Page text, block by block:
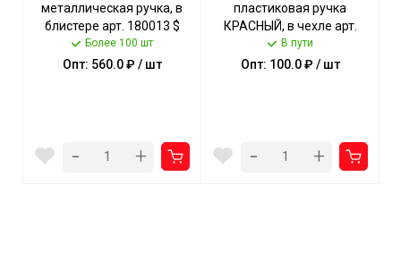
металлическая ручка, в
блистере арт. 180013 $
[72] Богатый урожай
Более 100 шт
Опт: 560.0 ₽ / шт
- +
пластиковая ручка
КРАСНЫЙ, в чехле арт.
180001 $ [60] Богатый
урожай
В пути
Опт: 100.0 ₽ / шт
- +